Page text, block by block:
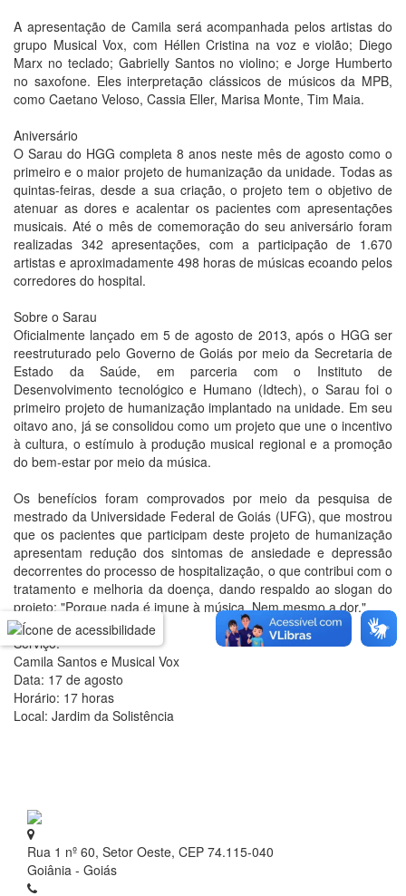
A apresentação de Camila será acompanhada pelos artistas do
grupo Musical Vox, com Héllen Cristina na voz e violão; Diego
Marx no teclado; Gabrielly Santos no violino; e Jorge Humberto
no saxofone. Eles interpretação clássicos de músicos da MPB,
como Caetano Veloso, Cassia Eller, Marisa Monte, Tim Maia.
Aniversário
O Sarau do HGG completa 8 anos neste mês de agosto como o
primeiro e o maior projeto de humanização da unidade. Todas as
quintas-feiras, desde a sua criação, o projeto tem o objetivo de
atenuar as dores e acalentar os pacientes com apresentações
musicais. Até o mês de comemoração do seu aniversário foram
realizadas 342 apresentações, com a participação de 1.670
artistas e aproximadamente 498 horas de músicas ecoando pelos
corredores do hospital.
Sobre o Sarau
Oficialmente lançado em 5 de agosto de 2013, após o HGG ser
reestruturado pelo Governo de Goiás por meio da Secretaria de
Estado da Saúde, em parceria com o Instituto de
Desenvolvimento tecnológico e Humano (Idtech), o Sarau foi o
primeiro projeto de humanização implantado na unidade. Em seu
oitavo ano, já se consolidou como um projeto que une o incentivo
à cultura, o estímulo à produção musical regional e a promoção
do bem-estar por meio da música.
Os benefícios foram comprovados por meio da pesquisa de
mestrado da Universidade Federal de Goiás (UFG), que mostrou
que os pacientes que participam deste projeto de humanização
apresentam redução dos sintomas de ansiedade e depressão
decorrentes do processo de hospitalização, o que contribui com o
tratamento e melhoria da doença, dando respaldo ao slogan do
projeto: "Porque nada é imune à música. Nem mesmo a dor."
Serviço:
Camila Santos e Musical Vox
Data: 17 de agosto
Horário: 17 horas
Local: Jardim da Solistência
Rua 1 nº 60, Setor Oeste, CEP 74.115-040
Goiânia - Goiás